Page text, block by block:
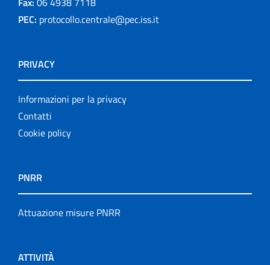
PEC: protocollo.centrale@pec.iss.it
PRIVACY
Informazioni per la privacy
Contatti
Cookie policy
PNRR
Attuazione misure PNRR
ATTIVITÀ